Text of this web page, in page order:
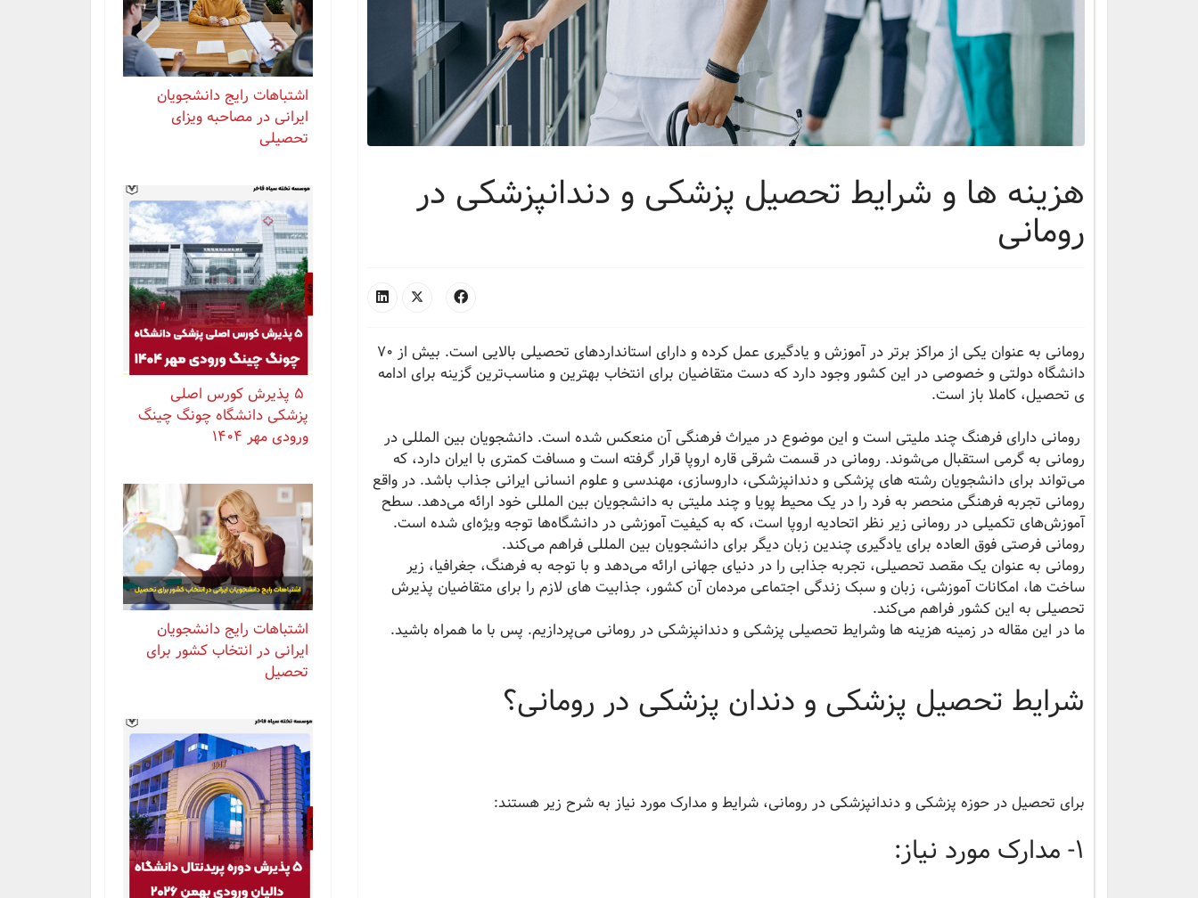
هزینه ها و شرایط تحصیل پزشکی و دندانپزشکی در
رومانی
رومانی به عنوان یکی از مراکز برتر در آموزش و یادگیری عمل کرده و دارای استانداردهای تحصیلی بالایی است. بیش از 70
دانشگاه دولتی و خصوصی در این کشور وجود دارد که دست متقاضیان برای انتخاب بهترین و مناسب‌ترین گزینه برای ادامه
ی تحصیل، کاملا باز است.
رومانی دارای فرهنگ چند ملیتی است و این موضوع در میراث فرهنگی آن منعکس شده است. دانشجویان بین المللی در
رومانی به گرمی استقبال می‌شوند. رومانی در قسمت شرقی قاره اروپا قرار گرفته است و مسافت کمتری با ایران دارد، که
می‌تواند برای دانشجویان رشته های پزشکی و دندانپزشکی، داروسازی، مهندسی و علوم انسانی ایرانی جذاب باشد. در واقع
رومانی تجربه فرهنگی منحصر به فرد را در یک محیط پویا و چند ملیتی به دانشجویان بین المللی خود ارائه می‌دهد. سطح
آموزش‌های تکمیلی در رومانی زیر نظر اتحادیه اروپا است، که به کیفیت آموزشی در دانشگاه‌ها توجه ویژه‌ای شده است.
رومانی فرصتی فوق العاده برای یادگیری چندین زبان دیگر برای دانشجویان بین المللی فراهم می‌کند.
رومانی به عنوان یک مقصد تحصیلی، تجربه جذابی را در دنیای جهانی ارائه می‌دهد و با توجه به فرهنگ، جغرافیا، زیر
ساخت ها، امکانات آموزشی، زبان و سبک زندگی اجتماعی مردمان آن کشور، جذابیت های لازم را برای متقاضیان پذیرش
تحصیلی به این کشور فراهم می‌کند.
ما در این مقاله در زمینه هزینه ها وشرایط تحصیلی پزشکی و دندانپزشکی در رومانی می‌پردازیم. پس با ما همراه باشید.
شرایط تحصیل پزشکی و دندان پزشکی در رومانی؟
برای تحصیل در حوزه پزشکی و دندانپزشکی در رومانی، شرایط و مدارک مورد نیاز به شرح زیر هستند:
۱- مدارک مورد نیاز:
اشتباهات رایج دانشجویان
ایرانی در مصاحبه ویزای
تحصیلی
پزشکی دانشگاه چونگ چینگ
ورودی مهر ۱۴۰۴
اشتباهات رایج دانشجویان
ایرانی در انتخاب کشور برای
تحصیل